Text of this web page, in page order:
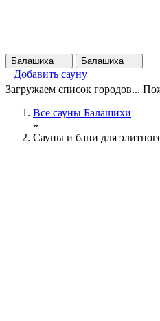
Балашиха Балашиха
Добавить сауну
Загружаем список городов...
Все сауны Балашихи
»
Сауны и бани для